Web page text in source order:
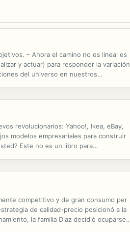
– Ahora el camino no es lineal es
y actuar) para responder la variación
del universo en nuestros
revolucionarios: Yahoo!, Ikea, eBay,
modelos empresariales para construir
Este no es un libro para
competitivo y de gran consumo per
de calidad-precio posicionó a la
la familia Diaz decidió ocuparse